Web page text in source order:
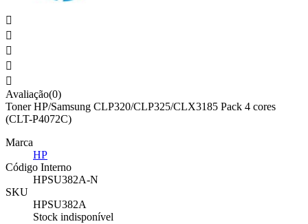





Avaliação(0)
Toner HP/Samsung CLP320/CLP325/CLX3185 Pack 4 cores
(CLT-P4072C)
Marca
HP
Código Interno
HPSU382A-N
SKU
HPSU382A
Stock indisponível